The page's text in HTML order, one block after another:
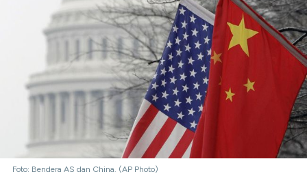
Foto: Bendera AS dan China. (AP Photo)